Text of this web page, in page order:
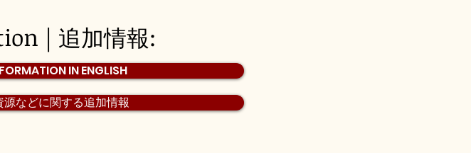
IN ENGLISH
| 追加情報:
などに関する追加情報